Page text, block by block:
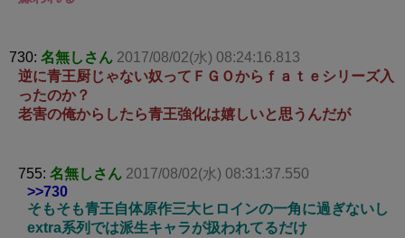
730: 名無しさん 2017/08/02(水) 08:24:16.813
逆に青王厨じゃない奴ってＦＧＯからｆａｔｅシリーズ入
ったのか？
老害の俺からしたら青王強化は嬉しいと思うんだが
755: 名無しさん 2017/08/02(水) 08:31:37.550
>>730
そもそも青王自体原作三大ヒロインの一角に過ぎないし
extra系列では派生キャラが扱われてるだけ